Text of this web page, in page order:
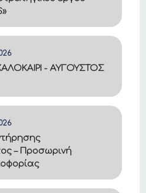
- ΑΥΓΟΥΣΤΟΣ
– Προσωρινή